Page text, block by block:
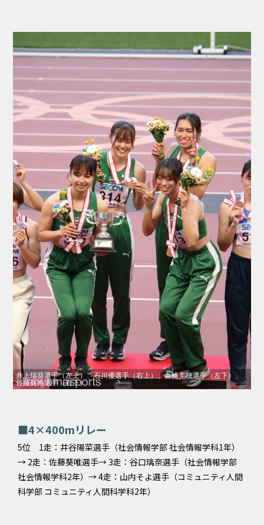
井上瑞葵選手（左上）、石川優選手（右上）、倉橋美穂選手（左下）、
佐藤葵唯選手（右下）
■4×400mリレー
5位 1走：井谷陽菜選手（社会情報学部 社会情報学科1年）
→ 2走：佐藤葵唯選手→ 3走：谷口璃奈選手（社会情報学部
社会情報学科2年）→ 4走：山内そよ選手（コミュニティ人間
科学部 コミュニティ人間科学科2年）